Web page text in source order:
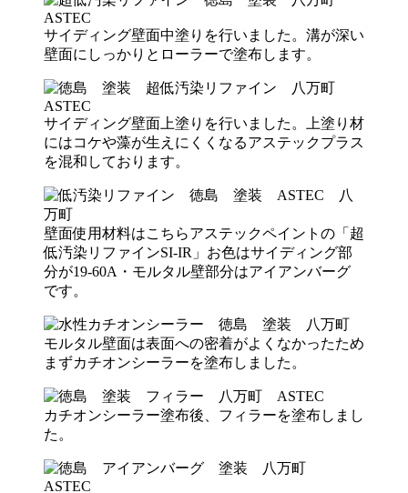
サイディング壁面中塗りを行いました。溝が深い
壁面にしっかりとローラーで塗布します。
サイディング壁面上塗りを行いました。上塗り材
にはコケや藻が生えにくくなるアステックプラス
を混和しております。
壁面使用材料はこちらアステックペイントの「超
低汚染リファインSI-IR」お色はサイディング部
分が19-60A・モルタル壁部分はアイアンバーグ
です。
モルタル壁面は表面への密着がよくなかったため
まずカチオンシーラーを塗布しました。
カチオンシーラー塗布後、フィラーを塗布しまし
た。